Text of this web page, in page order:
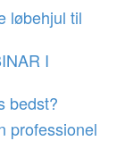
løbehjul til
I
bedst?
professionel